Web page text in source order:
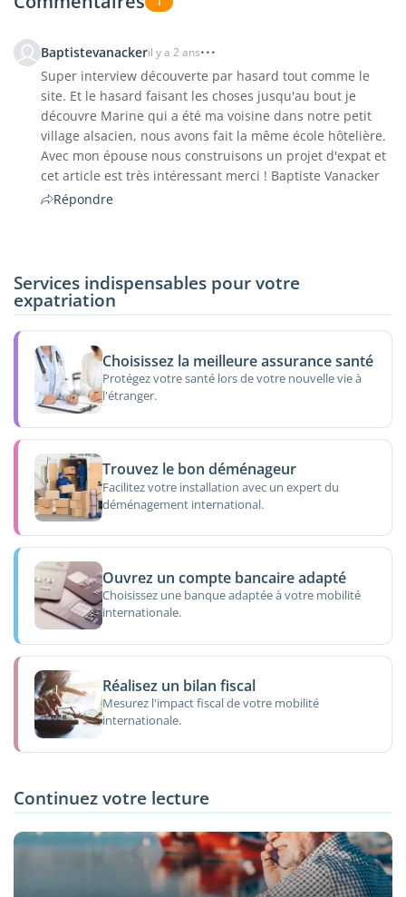
Baptistevanackeril y a 2 ans
Super interview découverte par hasard tout comme le
site. Et le hasard faisant les choses jusqu'au bout je
découvre Marine qui a été ma voisine dans notre petit
village alsacien, nous avons fait la même école hôtelière.
Avec mon épouse nous construisons un projet d'expat et
cet article est très intéressant merci ! Baptiste Vanacker
Répondre
Services indispensables pour votre
expatriation
Choisissez la meilleure assurance santé
Protégez votre santé lors de votre nouvelle vie à
l'étranger.
Trouvez le bon déménageur
Facilitez votre installation avec un expert du
déménagement international.
Ouvrez un compte bancaire adapté
Choisissez une banque adaptée à votre mobilité
internationale.
Réalisez un bilan fiscal
Mesurez l'impact fiscal de votre mobilité
internationale.
Continuez votre lecture